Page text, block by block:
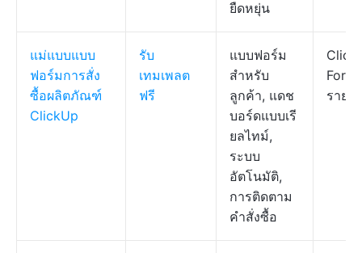
ยืดหยุ่น
แม่แบบแบบ
ฟอร์มการสั่ง
ซื้อผลิตภัณฑ์
ClickUp
รับ
เทมเพลต
ฟรี
แบบฟอร์ม
สำหรับ
ลูกค้า, แดช
บอร์ดแบบเรี
ยลไทม์,
ระบบ
อัตโนมัติ,
การติดตาม
คำสั่งซื้อ
Form,
รายก